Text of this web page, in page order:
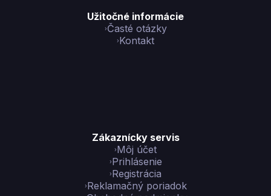
Užitočné informácie
Časté otázky
Kontakt
Zákaznícky servis
Môj účet
Prihlásenie
Registrácia
Reklamačný poriadok